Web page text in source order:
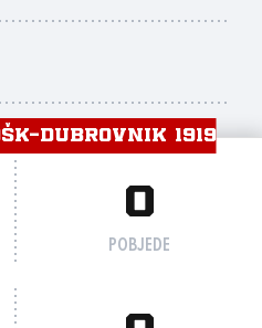
DUBROVNIK 1919
0
POBJEDE